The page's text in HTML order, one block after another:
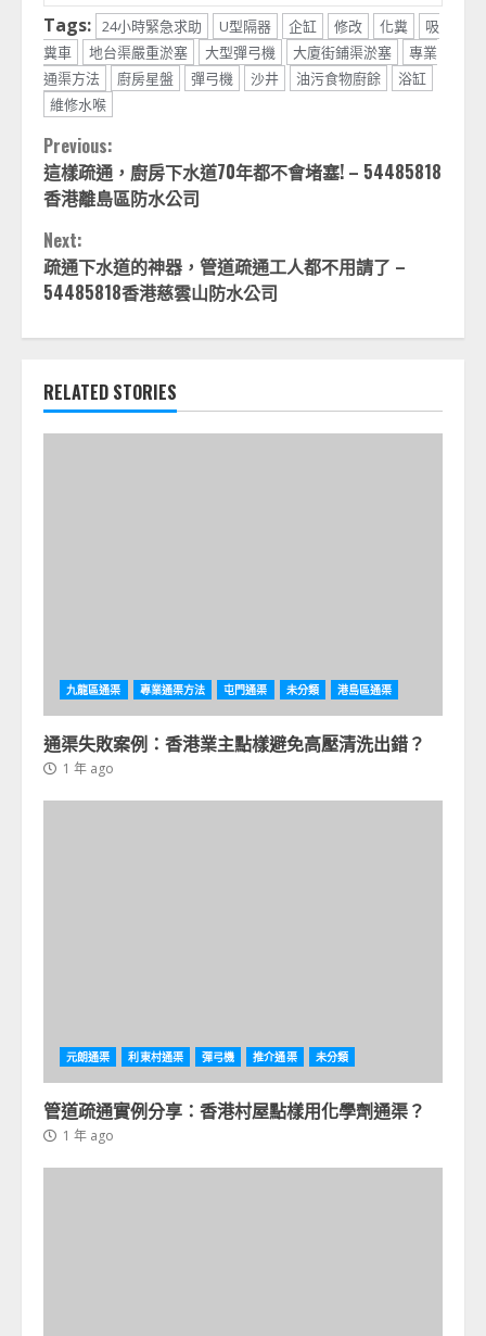
Tags: 24小時緊急求助 U型隔器 企缸 修改 化糞
吸
糞車
地台渠嚴重淤塞 大型彈弓機 大廈街鋪渠淤塞
專業
通渠方法
廚房星盤 彈弓機 沙井 油污食物廚餘
浴缸
維修水喉
Continue
Reading
Previous:
這樣疏通，廚房下水道70年都不會堵塞! – 54485818
香港離島區防水公司
Next:
疏通下水道的神器，管道疏通工人都不用請了 –
54485818香港慈雲山防水公司
RELATED STORIES
九龍區通渠 專業通渠方法 屯門通渠 未分類 港島區通渠
通渠失敗案例：香港業主點樣避免高壓清洗出錯？
1 年 ago
元朗通渠 利東村通渠 彈弓機 推介通渠 未分類
管道疏通實例分享：香港村屋點樣用化學劑通渠？
1 年 ago